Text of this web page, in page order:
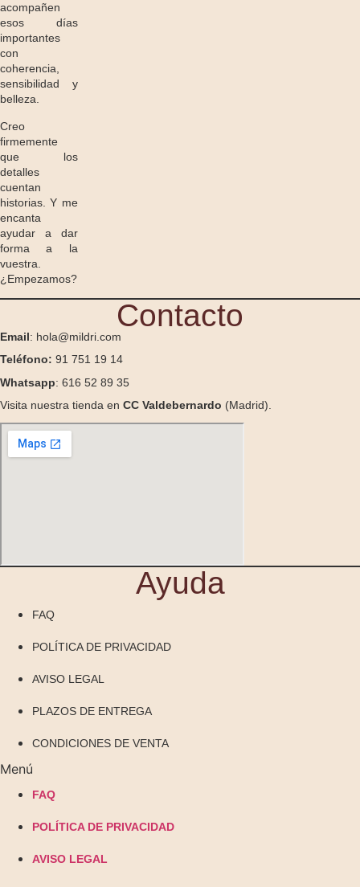
acompañen
esos días
importantes
con
coherencia,
sensibilidad y
belleza.
Creo
firmemente
que los
detalles
cuentan
historias. Y me
encanta
ayudar a dar
forma a la
vuestra.
¿Empezamos?
Contacto
Email: hola@mildri.com
Teléfono: 91 751 19 14
Whatsapp: 616 52 89 35
Visita nuestra tienda en CC Valdebernardo (Madrid).
Ayuda
FAQ
POLÍTICA DE PRIVACIDAD
AVISO LEGAL
PLAZOS DE ENTREGA
CONDICIONES DE VENTA
Menú
FAQ
POLÍTICA DE PRIVACIDAD
AVISO LEGAL